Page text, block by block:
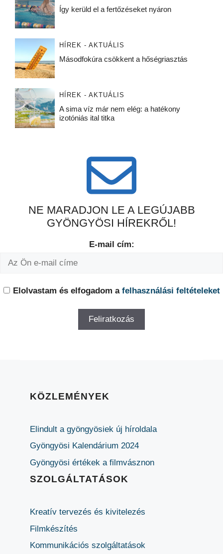
Így kerüld el a fertőzéseket nyáron
HÍREK - AKTUÁLIS
Másodfokúra csökkent a hőségriasztás
HÍREK - AKTUÁLIS
A sima víz már nem elég: a hatékony
izotóniás ital titka
NE MARADJON LE A LEGÚJABB
GYÖNGYÖSI HÍREKRŐL!
E-mail cím:
Elolvastam és elfogadom a felhasználási feltételeket
KÖZLEMÉNYEK
Elindult a gyöngyösiek új híroldala
Gyöngyösi Kalendárium 2024
Gyöngyösi értékek a filmvásznon
SZOLGÁLTATÁSOK
Kreatív tervezés és kivitelezés
Filmkészítés
Kommunikációs szolgáltatások